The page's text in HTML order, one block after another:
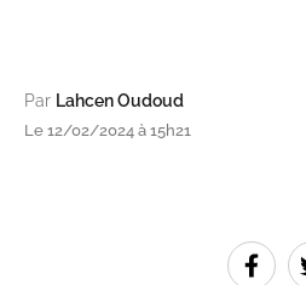
Par Lahcen Oudoud
Le 12/02/2024 à 15h21